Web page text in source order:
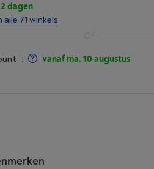
dagen
alle 71 winkels
: vanaf ma. 10 augustus